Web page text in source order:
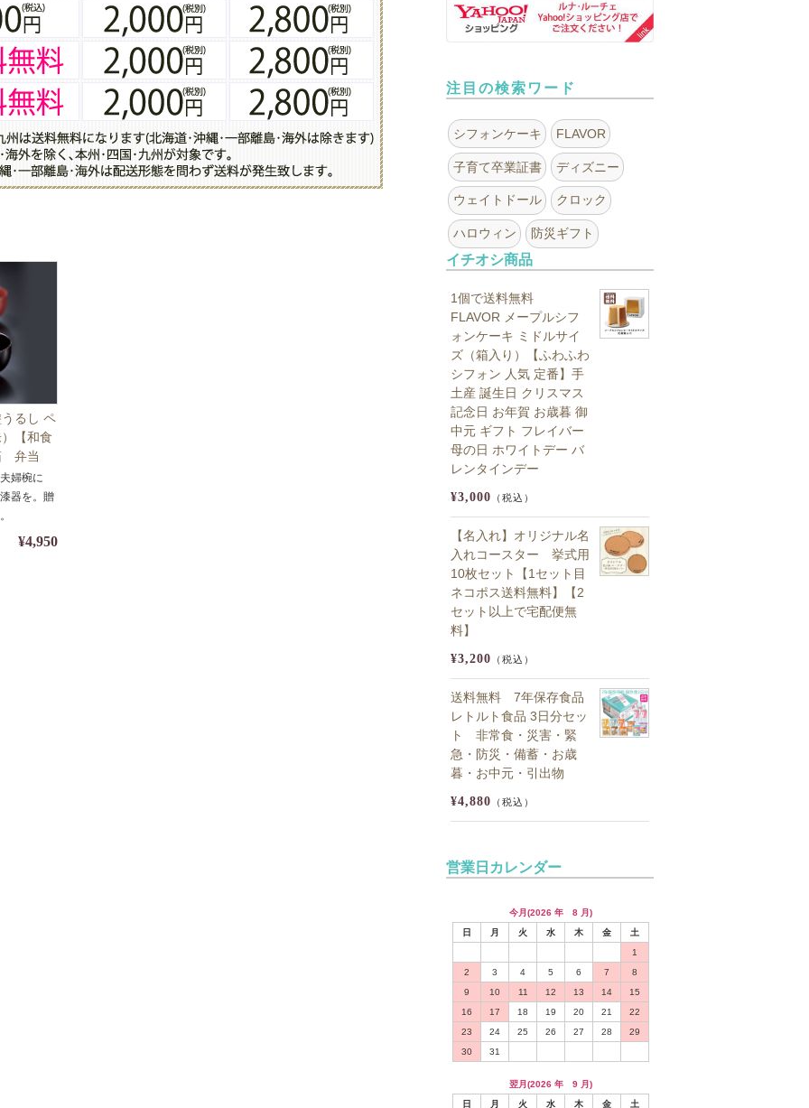
るし ペ
【和食
弁当
婦椀に
器を。贈
¥4,950
注目の検索ワード
シフォンケーキ FLAVOR
子育て卒業証書 ディズニー
ウェイトドール クロック
ハロウィン 防災ギフト
イチオシ商品
1個で送料無料
FLAVOR メープルシフ
ォンケーキ ミドルサイ
ズ（箱入り）【ふわふわ
シフォン 人気 定番】手
土産 誕生日 クリスマス
記念日 お年賀 お歳暮 御
中元 ギフト フレイバー
母の日 ホワイトデー バ
レンタインデー
¥3,000 （税込）
【名入れ】オリジナル名
入れコースター 挙式用
10枚セット【1セット目
ネコポス送料無料】【2
セット以上で宅配便無
料】
¥3,200 （税込）
送料無料 7年保存食品
レトルト食品 3日分セッ
ト 非常食・災害・緊
急・防災・備蓄・お歳
暮・お中元・引出物
¥4,880 （税込）
営業日カレンダー
今月(2026 年 8 月)
日
月 火 水 木 金
土
1
2
3 4 5 6 7
8
9
10 11 12 13 14
15
16
17 18 19 20 21
22
23
24 25 26 27 28
29
30
31
翌月(2026 年 9 月)
日
月 火 水 木 金 土